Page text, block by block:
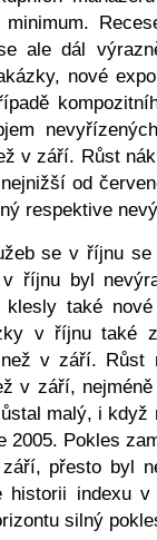
ale dál
nové
v září. Růst
od
respektive
se v říjnu
říjnu byl
klesly také
v říjnu také
v září. Růst
v září,
malý, i
2005. Pokles
přesto byl
historii indexu
silný